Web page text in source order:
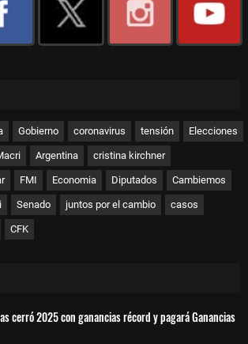
Gobierno coronavirus tensión Elecciones
Argentina cristina kirchner
FMI Economia Diputados Cambiemos
Senado juntos por el cambio casos
CFK
cerró 2025 con ganancias récord y pagará Ganancias